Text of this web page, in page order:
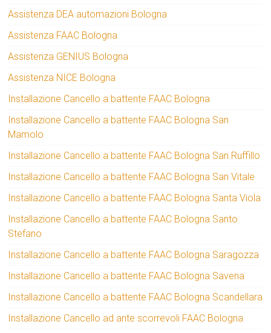
Assistenza DEA automazioni Bologna
Assistenza FAAC Bologna
Assistenza GENIUS Bologna
Assistenza NICE Bologna
Installazione Cancello a battente FAAC Bologna
Installazione Cancello a battente FAAC Bologna San
Mamolo
Installazione Cancello a battente FAAC Bologna San Ruffillo
Installazione Cancello a battente FAAC Bologna San Vitale
Installazione Cancello a battente FAAC Bologna Santa Viola
Installazione Cancello a battente FAAC Bologna Santo
Stefano
Installazione Cancello a battente FAAC Bologna Saragozza
Installazione Cancello a battente FAAC Bologna Savena
Installazione Cancello a battente FAAC Bologna Scandellara
Installazione Cancello ad ante scorrevoli FAAC Bologna